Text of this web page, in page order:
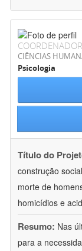
CIÊNCIAS
Psicologia
Título do
construção
morte de
homicídios e
Resumo: Nas
para a